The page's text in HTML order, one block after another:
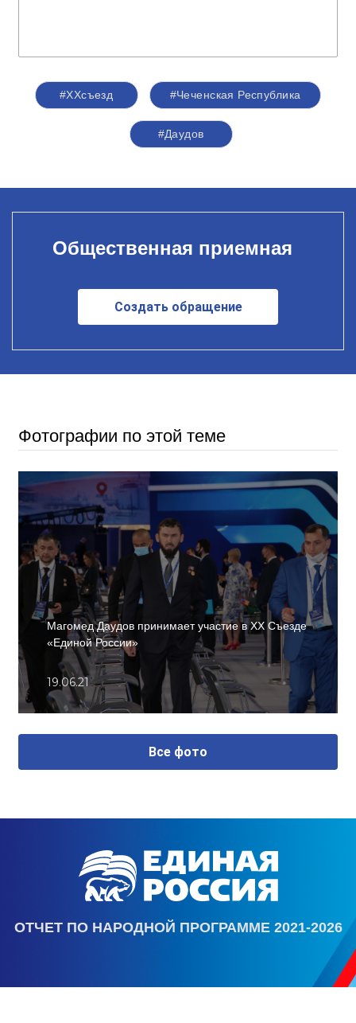
#ХХсъезд #Чеченская Республика
#Даудов
Общественная приемная
Создать обращение
Фотографии по этой теме
Магомед Даудов принимает участие в XX Съезде
«Единой России»
19.06.21
Все фото
ОТЧЕТ ПО НАРОДНОЙ ПРОГРАММЕ 2021-2026